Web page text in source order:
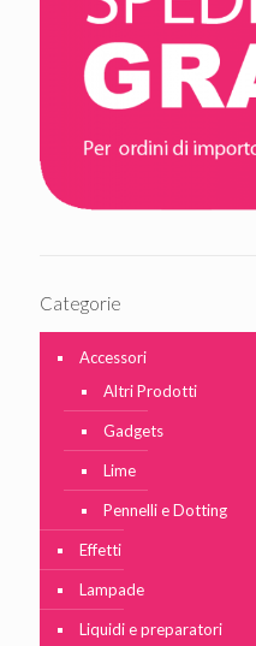
Categorie
Accessori
Altri Prodotti
Gadgets
Lime
Pennelli e Dotting
Effetti
Lampade
Liquidi e preparatori